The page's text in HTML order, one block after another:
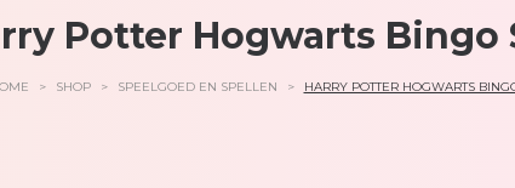
Potter Hogwarts Bingo
> SHOP > SPEELGOED EN SPELLEN > HARRY POTTER HOGWARTS